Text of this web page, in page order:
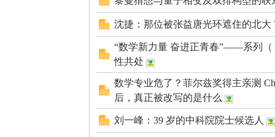
沈捷：那位被张益唐光环遮住的北大
“数学新力量 奋进正青春”——系列（
性共处
数学专业危了？菲尔兹奖得主亲测
后，真正被改写的是什么
刘一峰：39 岁的中科院院士候选人